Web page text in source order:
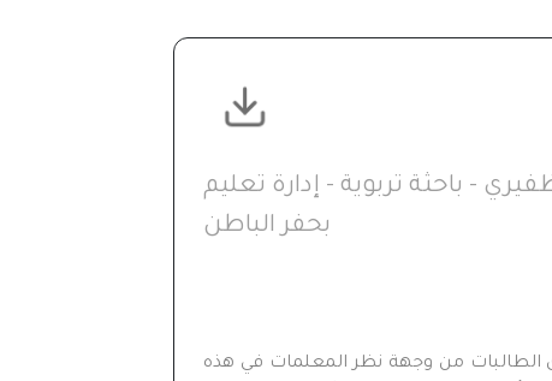
- باحثة تربوية - إدارة تعليم
بحفر الباطن
الطالبات من وجهة نظر المعلمات في هذه